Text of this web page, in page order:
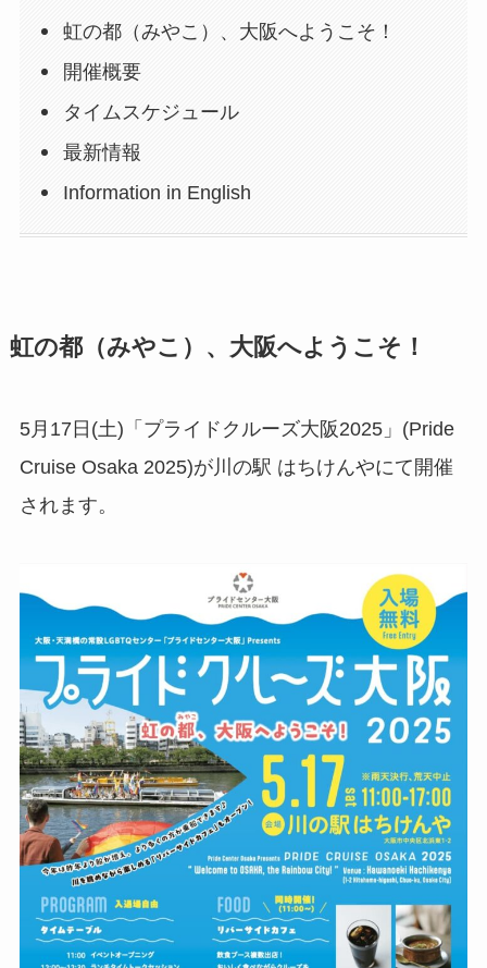
虹の都（みやこ）、大阪へようこそ！
開催概要
タイムスケジュール
最新情報
Information in English
虹の都（みやこ）、大阪へようこそ！
5月17日(土)「プライドクルーズ大阪2025」(Pride
Cruise Osaka 2025)が川の駅 はちけんやにて開催
されます。